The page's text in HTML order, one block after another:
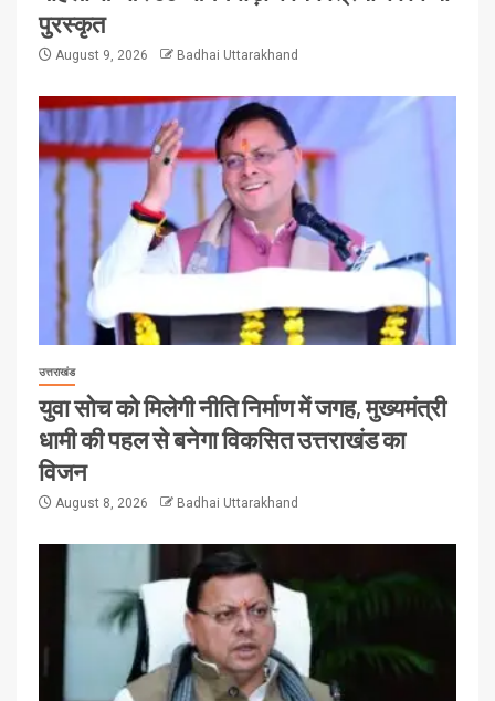
पुरस्कृत
August 9, 2026 Badhai Uttarakhand
उत्तराखंड
युवा सोच को मिलेगी नीति निर्माण में जगह, मुख्यमंत्री
धामी की पहल से बनेगा विकसित उत्तराखंड का
विजन
August 8, 2026 Badhai Uttarakhand